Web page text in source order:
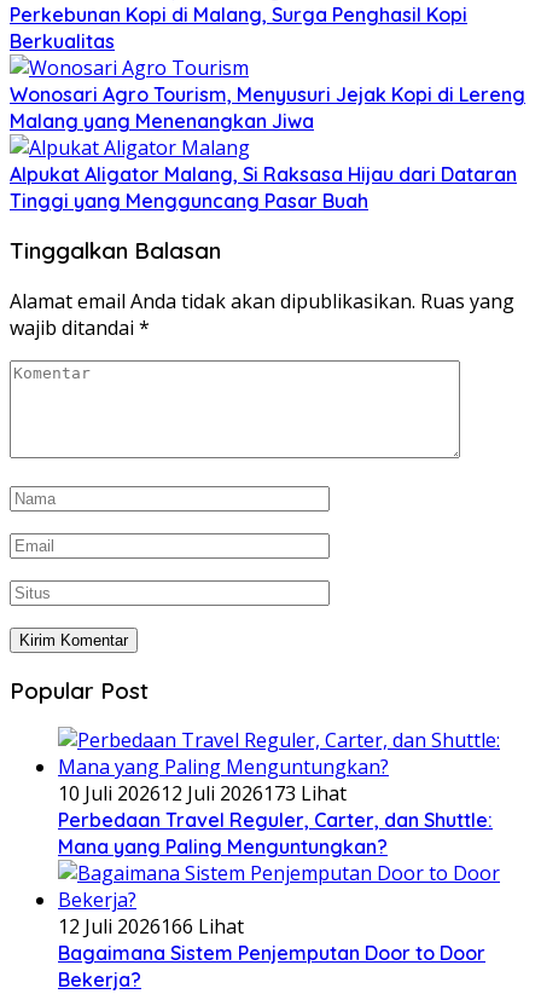
Perkebunan Kopi di Malang, Surga Penghasil Kopi
Berkualitas
Wonosari Agro Tourism, Menyusuri Jejak Kopi di Lereng
Malang yang Menenangkan Jiwa
Alpukat Aligator Malang, Si Raksasa Hijau dari Dataran
Tinggi yang Mengguncang Pasar Buah
Tinggalkan Balasan
Alamat email Anda tidak akan dipublikasikan. Ruas yang
wajib ditandai *
Popular Post
10 Juli 202612 Juli 2026173 Lihat
Perbedaan Travel Reguler, Carter, dan Shuttle:
Mana yang Paling Menguntungkan?
12 Juli 2026166 Lihat
Bagaimana Sistem Penjemputan Door to Door
Bekerja?